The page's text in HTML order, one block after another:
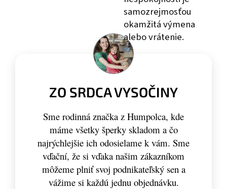
samozrejmosťou
okamžitá výmena
alebo vrátenie.
ZO SRDCA VYSOČINY
Sme rodinná značka z Humpolca, kde
máme všetky šperky skladom a čo
najrýchlejšie ich odosielame k vám. Sme
vďační, že si vďaka našim zákazníkom
môžeme plniť svoj podnikateľský sen a
vážime si každú jednu objednávku.